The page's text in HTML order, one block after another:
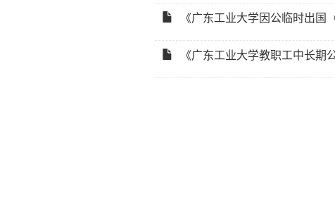
《广东工业大学因公临时出国
《广东工业大学教职工中长